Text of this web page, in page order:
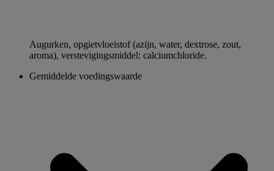
Augurken, opgietvloeistof (azijn, water, dextrose, zout,
aroma), verstevigingsmiddel: calciumchloride.
Gemiddelde voedingswaarde